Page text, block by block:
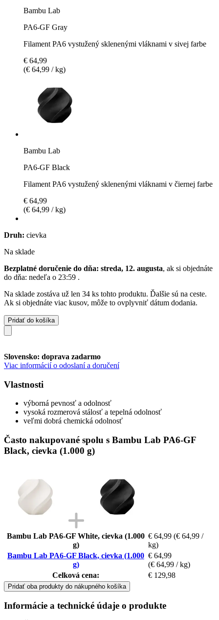
Bambu Lab
PA6-GF Gray
Filament PA6 vystužený sklenenými vláknami v sivej farbe
€ 64,99
(€ 64,99 / kg)
Bambu Lab
PA6-GF Black
Filament PA6 vystužený sklenenými vláknami v čiernej farbe
€ 64,99
(€ 64,99 / kg)
Druh: cievka
Na sklade
Bezplatné doručenie do dňa: streda, 12. augusta, ak si objednáte
do dňa: nedeľa o 23:59 .
Na sklade zostáva už len 34 ks tohto produktu. Ďalšie sú na ceste.
Ak si objednáte viac kusov, môže to ovplyvniť dátum dodania.
Pridať do košíka
Slovensko: doprava zadarmo
Viac informácií o odoslaní a doručení
Vlastnosti
výborná pevnosť a odolnosť
vysoká rozmerová stálosť a tepelná odolnosť
veľmi dobrá chemická odolnosť
Často nakupované spolu s Bambu Lab PA6-GF
Black, cievka (1.000 g)
Bambu Lab PA6-GF White, cievka (1.000
g)
€ 64,99 (€ 64,99 /
kg)
Bambu Lab PA6-GF Black, cievka (1.000
g)
€ 64,99
(€ 64,99 / kg)
Celková cena:
€ 129,98
Pridať oba produkty do nákupného košíka
Informácie a technické údaje o produkte